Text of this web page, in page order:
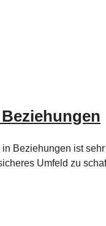
Beziehungen ist
Umfeld zu